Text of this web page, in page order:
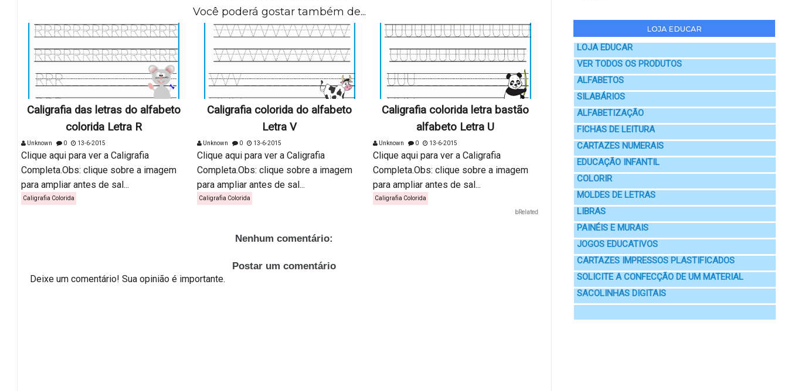
Você poderá gostar também de...
Caligrafia das letras do alfabeto
colorida Letra R
Unknown 0 13-6-2015
Clique aqui para ver a Caligrafia
Completa.Obs: clique sobre a imagem
para ampliar antes de sal...
Caligrafia Colorida
Caligrafia colorida do alfabeto
Letra V
Unknown 0 13-6-2015
Clique aqui para ver a Caligrafia
Completa.Obs: clique sobre a imagem
para ampliar antes de sal...
Caligrafia Colorida
Caligrafia colorida letra bastão
alfabeto Letra U
Unknown 0 13-6-2015
Clique aqui para ver a Caligrafia
Completa.Obs: clique sobre a imagem
para ampliar antes de sal...
Caligrafia Colorida
bRelated
Nenhum comentário:
Postar um comentário
Deixe um comentário! Sua opinião é importante.
LOJA EDUCAR
LOJA EDUCAR
VER TODOS OS PRODUTOS
ALFABETOS
SILABÁRIOS
ALFABETIZAÇÃO
FICHAS DE LEITURA
CARTAZES NUMERAIS
EDUCAÇÃO INFANTIL
COLORIR
MOLDES DE LETRAS
LIBRAS
PAINÉIS E MURAIS
JOGOS EDUCATIVOS
CARTAZES IMPRESSOS PLASTIFICADOS
SOLICITE A CONFECÇÃO DE UM MATERIAL
SACOLINHAS DIGITAIS